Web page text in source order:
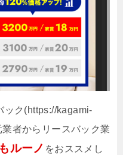
ック(https://kagami-
者からリースバック業
ルーノ をおススメし